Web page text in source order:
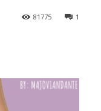
1
81775